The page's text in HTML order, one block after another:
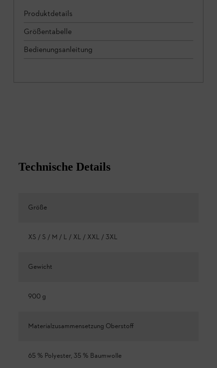
Produktdetails
Größentabelle
Bedienungsanleitung
Technische Details
Größe
XS / S / M / L / XL / XXL / 3XL
Gewicht
900 g
Materialzusammensetzung Oberstoff
65 % Polyester, 35 % Baumwolle